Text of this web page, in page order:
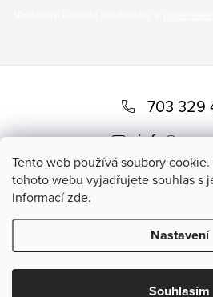
Tento web používá soubory
tohoto webu vyjadřujete souhlas s
informacízde.
Nastavení
Souhlasím
p
703 329
info@
Copyright 2026Romero. Všechna